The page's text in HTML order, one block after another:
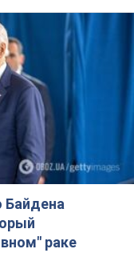
Байдена
раке